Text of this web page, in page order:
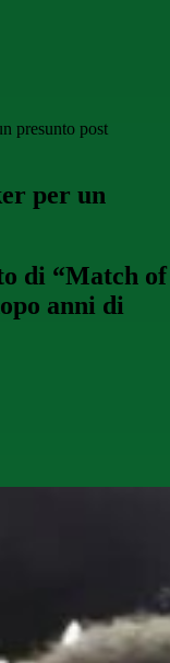
presunto post
per un
di “Match of
anni di